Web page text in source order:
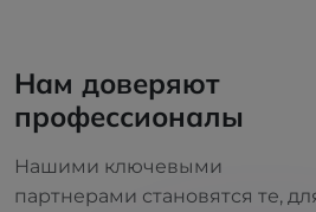
Нам доверяют
профессионалы
Нашими ключевыми
партнерами становятся те,